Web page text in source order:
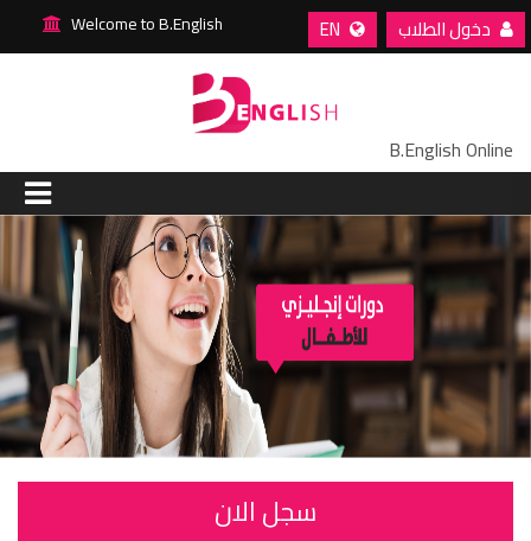
Welcome to B.English دخول الطلاب
B.English Online
الرئيسية
من نحن
مسارات التعليم
طاقمنا
سجل الان